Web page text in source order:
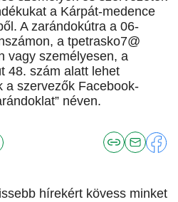
a Kárpát-medence
A zarándokútra a 06-
a tpetrasko7@
vagy személyesen, a
48. szám alatt lehet
a szervezők Facebook-
néven.
hírekért kövess minket